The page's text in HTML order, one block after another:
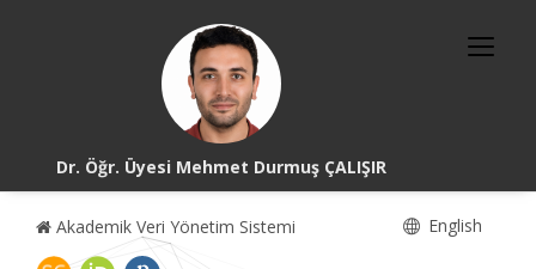
Dr. Öğr. Üyesi Mehmet Durmuş ÇALIŞIR
Akademik Veri Yönetim Sistemi English